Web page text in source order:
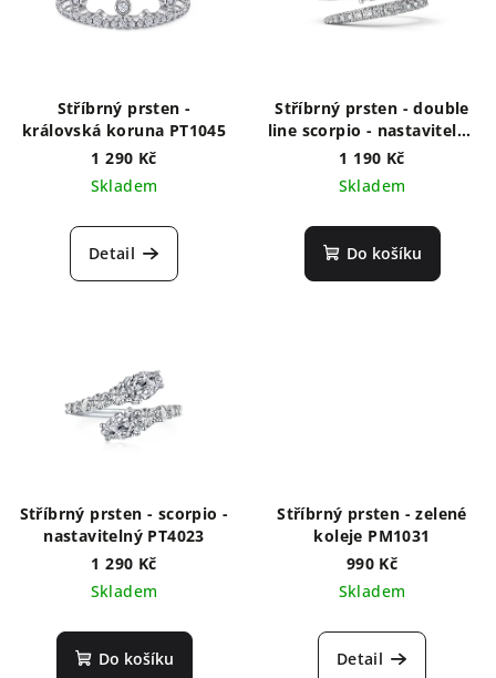
Stříbrný prsten -
královská koruna PT1045
1 290 Kč
Skladem
Detail
Stříbrný prsten - double
line scorpio - nastavitelný
PT4025
1 190 Kč
Skladem
Do košíku
Stříbrný prsten - scorpio -
nastavitelný PT4023
1 290 Kč
Skladem
Do košíku
Stříbrný prsten - zelené
koleje PM1031
990 Kč
Skladem
Detail